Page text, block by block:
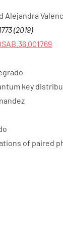
Alejandra
(2019)
key
of paired